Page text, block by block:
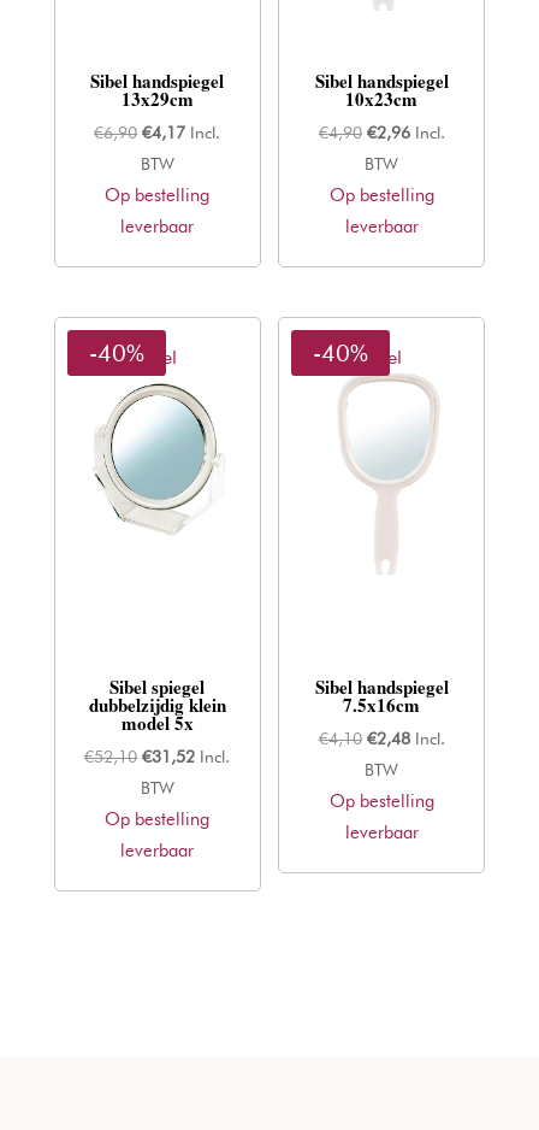
Sibel handspiegel
13x29cm
€6,90 Oorspronkelijke
prijs
was:
€6,90.
€4,17Huidige
is:
€4,17.
Incl.
BTW
Op bestelling
leverbaar
Sibel handspiegel
10x23cm
€4,90 Oorspronkelijke
prijs
was:
€4,90.
€2,96Huidige
is:
€2,96.
Incl.
BTW
Op bestelling
leverbaar
Sibel
-40%
Sibel spiegel
dubbelzijdig klein
model 5x
€52,10 Oorspronkelijke
prijs
was:
€52,10.
€31,52Huidige
is:
Incl.
BTW
Op bestelling
leverbaar
Sibel
-40%
Sibel handspiegel
7.5x16cm
€4,10 Oorspronkelijke
prijs
was:
€4,10.
€2,48Huidige
is:
€2,48.
Incl.
BTW
Op bestelling
leverbaar